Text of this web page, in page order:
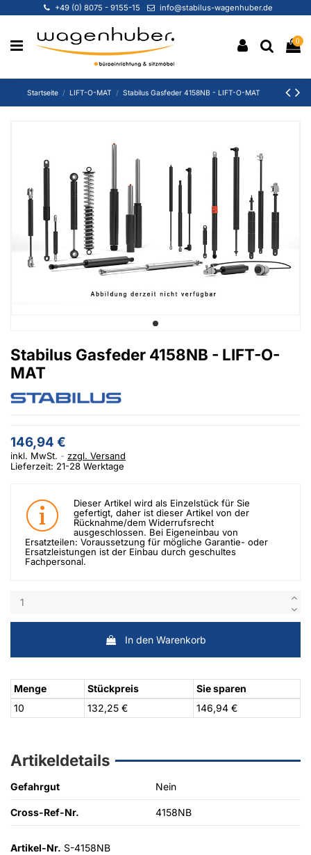
+49 (0) 8075 - 9155-15 info@stabilus-wagenhuber.de
0
Startseite LIFT-O-MAT Stabilus Gasfeder 4158NB - LIFT-O-MAT
Stabilus Gasfeder 4158NB - LIFT-O-
MAT
146,94 €
inkl. MwSt.
zzgl. Versand
Lieferzeit: 21-28 Werktage
Dieser Artikel wird als Einzelstück für Sie
gefertigt, daher ist dieser Artikel von der
Rücknahme/dem Widerrufsrecht
ausgeschlossen. Bei Eigeneinbau von
Ersatzteilen: Voraussetzung für mögliche Garantie- oder
Ersatzleistungen ist der Einbau durch geschultes
Fachpersonal.
In den Warenkorb
Menge Stückpreis
Sie sparen
10
132,25 € 146,94 €
Artikeldetails
Gefahrgut Nein
Cross-Ref-Nr. 4158NB
Artikel-Nr. S-4158NB